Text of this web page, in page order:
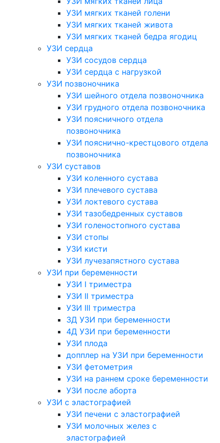
УЗИ мягких тканей голени
УЗИ мягких тканей живота
УЗИ мягких тканей бедра ягодиц
УЗИ сердца
УЗИ сосудов сердца
УЗИ сердца с нагрузкой
УЗИ позвоночника
УЗИ шейного отдела позвоночника
УЗИ грудного отдела позвоночника
УЗИ поясничного отдела
позвоночника
УЗИ пояснично-крестцового отдела
позвоночника
УЗИ суставов
УЗИ коленного сустава
УЗИ плечевого сустава
УЗИ локтевого сустава
УЗИ тазобедренных суставов
УЗИ голеностопного сустава
УЗИ стопы
УЗИ кисти
УЗИ лучезапястного сустава
УЗИ при беременности
УЗИ I триместра
УЗИ II триместра
УЗИ III триместра
3Д УЗИ при беременности
4Д УЗИ при беременности
УЗИ плода
допплер на УЗИ при беременности
УЗИ фетометрия
УЗИ на раннем сроке беременности
УЗИ после аборта
УЗИ с эластографией
УЗИ печени с эластографией
УЗИ молочных желез с
эластографией